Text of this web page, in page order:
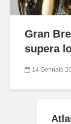
Gran
supera
14 Gennaio